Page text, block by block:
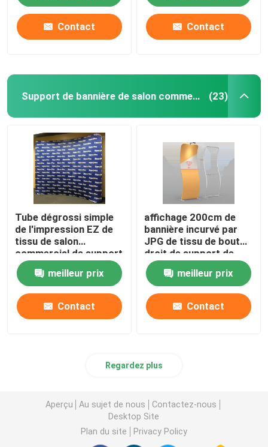
Contact Contact
Support de bannière de salon commercial (23)
Tube dégrossi simple
de l'impression EZ de
tissu de salon
commercial de support
réutilisable de bannière
double meilleur prix
Contact
affichage 200cm de
bannière incurvé par
JPG de tissu de bout
droit de support de
tissu de tension du
serpent 72dpi
meilleur prix
Contact
Regardez plus
Aperçu Au sujet de nous
Contactez-nous
Desktop Site
Plan du site
Privacy Policy